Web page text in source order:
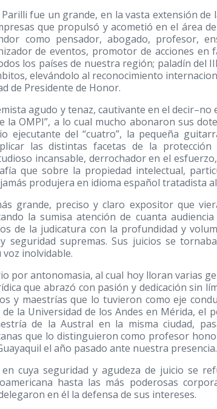
fue un grande, en la vasta extensión de
que propulsó y acometió en el área
como pensador, abogado, profesor,
de eventos, promotor de acciones en
los países de nuestra región; paladín del
elevándolo al reconocimiento
de Presidente de Honor.
agudo y tenaz, cautivante en el decir–no
la OMPI”, a lo cual mucho abonaron sus
ejecutante del “cuatro”, la pequeña
las distintas facetas de la protección
incansable, derrochador en el
que sobre la propiedad intelectual,
produjera en idioma español tratadista
grande, preciso y claro expositor que
la sumisa atención de cuanta
de la judicatura con la profundidad y
seguridad supremas. Sus juicios se
voz inolvidable.
por antonomasia, al cual hoy lloran varias
que abrazó con pasión y dedicación sin
y maestrías que lo tuvieron como eje
la Universidad de los Andes en Mérida, el
de la Austral en la misma ciudad,
que lo distinguieron como profesor
el año pasado ante nuestra presencia.
cuya seguridad y agudeza de juicio se
hasta las más poderosas
en él la defensa de sus intereses.